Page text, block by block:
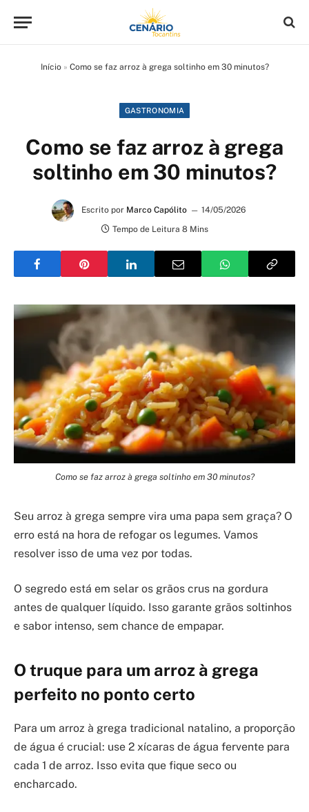
Início» Como se faz arroz à grega soltinho em 30 minutos?
GASTRONOMIA
Como se faz arroz à grega
soltinho em 30 minutos?
Escrito por Marco Capólito
14/05/2026
Tempo de Leitura 8 Mins
Como se faz arroz à grega soltinho em 30 minutos?
Seu arroz à grega sempre vira uma papa sem graça? O
erro está na hora de refogar os legumes. Vamos
resolver isso de uma vez por todas.
O segredo está em selar os grãos crus na gordura
antes de qualquer líquido. Isso garante grãos soltinhos
e sabor intenso, sem chance de empapar.
O truque para um arroz à grega
perfeito no ponto certo
Para um arroz à grega tradicional natalino, a proporção
de água é crucial: use 2 xícaras de água fervente para
cada 1 de arroz. Isso evita que fique seco ou
encharcado.